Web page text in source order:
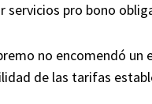
servicios pro bono
no encomendó un
de las tarifas